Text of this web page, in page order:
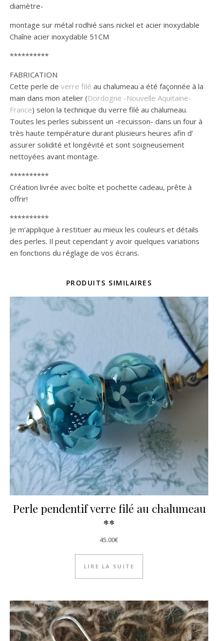
diamètre-
montage sur métal rodhié sans nickel et acier inoxydable
Chaîne acier inoxydable 51CM
**********
FABRICATION
Cette perle de verre filé au chalumeau a été façonnée à la
main dans mon atelier (Dordogne -Nouvelle Aquitaine-
France) selon la technique du verre filé au chalumeau.
Toutes les perles subissent un -recuisson- dans un four à
très haute température durant plusieurs heures afin d’
assurer solidité et longévité et sont soigneusement
nettoyées avant montage.
**********
Création livrée avec boîte et pochette cadeau, prête à
offrir!
**********
Je m’applique à restituer au mieux les couleurs et détails
des perles. Il peut cependant y avoir quelques variations
en fonctions du réglage de vos écrans.
PRODUITS SIMILAIRES
Perle pendentif verre filé au chalumeau
**
45.00€
LIRE LA SUITE